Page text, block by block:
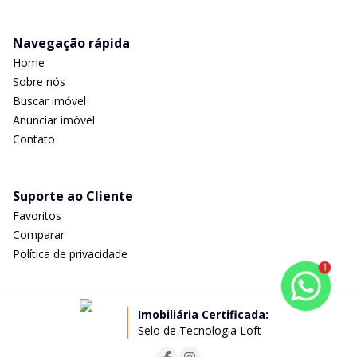
Navegação rápida
Home
Sobre nós
Buscar imóvel
Anunciar imóvel
Contato
Suporte ao Cliente
Favoritos
Comparar
Política de privacidade
Imobiliária Certificada:
Selo de Tecnologia Loft
1